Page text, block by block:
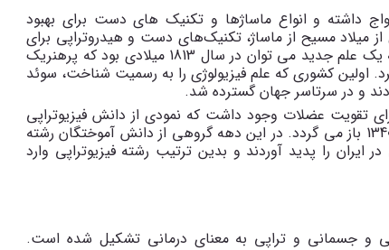
داشته و انواع ماساژها و تکنیک های دست برای بهبود
به کار می رفته است. مثلا بقراط در سال 460 قبل از میلاد مسیح از ماساژ، تکنیک‌های دست و هیدروتراپی برای
درمان بیماران بهره می برد. اما تولد فیزیوتراپی را به منزله یک علم جدید می توان در سال 1813 میلادی بود که پرهنریک
اولین کشوری که علم فیزیولوژی را به رسمیت شناخت، سوئد
و در سرتاسر جهان گسترده شد.
تقویت عضلات وجود داشت که نمودی از دانش فیزیوتراپی
بود اما ورود رشته فیزیوتراپی در جایگاه یک علم به دهه 1340 باز می گردد. در این دهه گروهی از دانش آموختگان رشته
ایران را پدید آوردند و بدین ترتیب رشته فیزیوتراپی وارد
و جسمانی و تراپی به معنای درمانی تشکیل شده است.